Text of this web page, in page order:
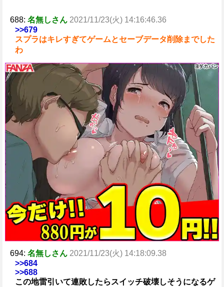
688: 名無しさん 2021/11/23(火) 14:16:46.36
>>679
スプラはキレすぎてゲームとセーブデータ削除までした
わ
694: 名無しさん 2021/11/23(火) 14:18:09.38
>>684
>>688
この地雷引いて連敗したらスイッチ破壊しそうになるゲ